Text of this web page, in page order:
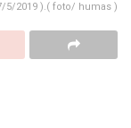
5/2019 ).( foto/ humas )